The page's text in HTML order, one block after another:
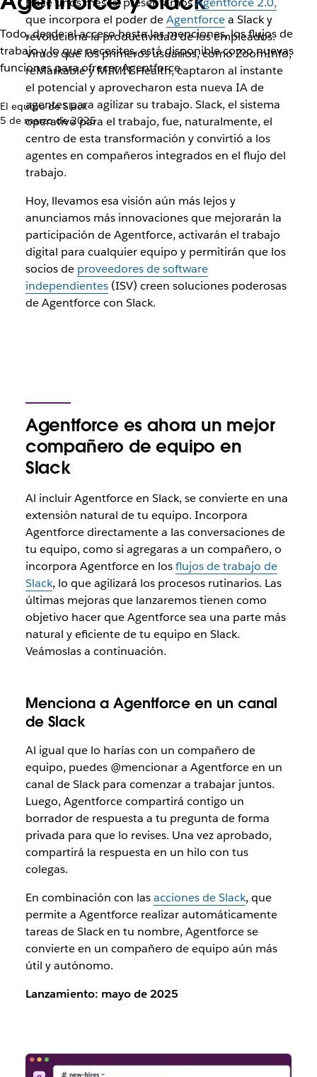
Todo, desde el acceso hasta las menciones, los flujos de
trabajo y lo que necesites, está disponible como nuevas
funciones para ofrecer Agentforce.
El equipo de Slack
5 de marzo de 2025
que incorpora el poder deAgentforcea Slack y
revoluciona la productividad de los empleados.
Vimos que los primeros usuarios, como ZoomInfo,
reMarkable y MIMIT Health, captaron al instante
el potencial y aprovecharon esta nueva IA de
agentes para agilizar su trabajo. Slack, el sistema
operativo para el trabajo, fue, naturalmente, el
centro de esta transformación y convirtió a los
agentes en compañeros integrados en el flujo del
trabajo.
Hoy, llevamos esa visión aún más lejos y
anunciamos más innovaciones que mejorarán la
participación de Agentforce, activarán el trabajo
digital para cualquier equipo y permitirán que los
socios de proveedores de software
independientes(ISV) creen soluciones poderosas
de Agentforce con Slack.
Agentforce es ahora un mejor
compañero de equipo en
Slack
Al incluir Agentforce en Slack, se convierte en una
extensión natural de tu equipo. Incorpora
Agentforce directamente a las conversaciones de
tu equipo, como si agregaras a un compañero, o
incorpora Agentforce en losflujos de trabajo de
Slack, lo que agilizará los procesos rutinarios. Las
últimas mejoras que lanzaremos tienen como
objetivo hacer que Agentforce sea una parte más
natural y eficiente de tu equipo en Slack.
Veámoslas a continuación.
Menciona a Agentforce en un canal
de Slack
Al igual que lo harías con un compañero de
equipo, puedes @mencionar a Agentforce en un
canal de Slack para comenzar a trabajar juntos.
Luego, Agentforce compartirá contigo un
borrador de respuesta a tu pregunta de forma
privada para que lo revises. Una vez aprobado,
compartirá la respuesta en un hilo con tus
colegas.
En combinación con lasacciones de Slack, que
permite a Agentforce realizar automáticamente
tareas de Slack en tu nombre, Agentforce se
convierte en un compañero de equipo aún más
útil y autónomo.
Lanzamiento: mayo de 2025